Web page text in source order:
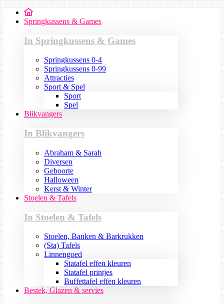
Springkussens & Games
In Springkussens & Games
Springkussens 0-4
Springkussens 0-99
Attracties
Sport & Spel
Sport
Spel
Blikvangers
In Blikvangers
Abraham & Sarah
Diversen
Geboorte
Halloween
Kerst & Winter
Stoelen & Tafels
In Stoelen & Tafels
Stoelen, Banken & Barkrukken
(Sta) Tafels
Linnengoed
Statafel effen kleuren
Statafel printjes
Buffettafel effen kleuren
Bestek, Glazen & servies